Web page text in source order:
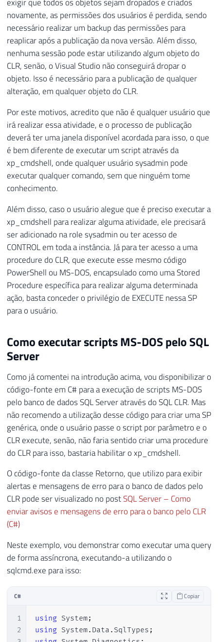
novamente, as permissões dos usuários é perdida, sendo
necessário realizar um backup das permissões para
reaplicar após a publicação da nova versão. Além disso,
nenhuma sessão pode estar utilizando algum objeto do
CLR, senão, o Visual Studio não conseguirá dropar o
objeto. Isso é necessário para a publicação de qualquer
alteração, em qualquer objeto do CLR.
Por este motivos, acredito que não é qualquer usuário que
irá realizar essa atividade, e o processo de publicação
deverá ter uma janela disponível acordada para isso, o que
é bem diferente de executar um script através da
xp_cmdshell, onde qualquer usuário sysadmin pode
executar qualquer comando, sem que ninguém tome
conhecimento.
Além disso, caso o usuário alegue que é preciso executar a
xp_cmdshell para realizar alguma atividade, ele precisará
ser adicionado na role sysadmin ou ter acesso de
CONTROL em toda a instância. Já para ter acesso a uma
procedure do CLR, que execute esse mesmo código
PowerShell ou MS-DOS, encapsulado como uma Stored
Procedure específica para realizar alguma determinada
ação, basta conceder o privilégio de EXECUTE nessa SP
para o usuário.
Como executar scripts MS-DOS pelo SQL
Server
Como já comentei na introdução acima, vou disponibilizar o
código-fonte em C# para a execução de scripts MS-DOS
pelo banco de dados SQL Server através do SQL CLR. Mas
não recomendo a utilização desse código para criar uma SP
genérica, onde o usuário passe o script por parâmetro e o
CLR execute, senão, não faria sentido criar uma procedure
do CLR para isso, bastaria habilitar o xp_cmdshell.
O código-fonte da classe Retorno, que utilizo para exibir
alertas e mensagens de erro para o banco de dados pelo
CLR pode ser visualizado no postSQL Server – Como
enviar avisos e mensagens de erro para o banco pelo CLR
(C#)
Neste exemplo, vou demonstrar como executar uma query
de forma assíncrona, executando-a utilizando o
sqlcmd.exe para isso:
C# Copiar
1
2
using System;
using System. Data . SqlTypes ;